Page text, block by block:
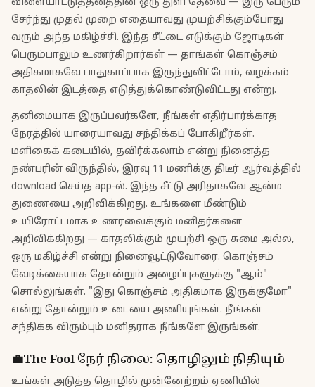
விளையாட்டுத்தனத்தின் ஒரு துளி தேவை — இரு பேரும்
சேர்ந்து முதல் முறை எதையாவது முயற்சிக்கும்போது
வரும் அந்த மகிழ்ச்சி. இந்த சீட்டை எடுக்கும் ஜோடிகள்
பெரும்பாலும் உணர்கிறார்கள் — தாங்கள் கொஞ்சம்
அதிகமாகவே பாதுகாப்பாக இருந்துவிட்டோம், வழக்கம்
காதலின் இடத்தை எடுத்துக்கொண்டுவிட்டது என்று.
தனிமையாக இருப்பவர்களே, நீங்கள் எதிர்பார்க்காத
நேரத்தில் யாரையாவது சந்திக்கப் போகிறீர்கள்.
மளிகைக் கடையில், தவிர்க்கலாம் என்று நினைத்த
நண்பரின் விருந்தில், இரவு 11 மணிக்கு திடீர் ஆர்வத்தில்
download செய்த app-ல். இந்த சீட்டு அரிதாகவே ஆன்ம
துணையை அறிவிக்கிறது. உங்களை மீண்டும்
உயிரோட்டமாக உணரவைக்கும் மனிதர்களை
அறிவிக்கிறது — காதலிக்கும் முயற்சி ஒரு சுமை அல்ல,
ஒரு மகிழ்ச்சி என்று நினைவூட்டுவோரை. கொஞ்சம்
வேடிக்கையாக தோன்றும் அழைப்புகளுக்கு "ஆம்"
சொல்லுங்கள். "இது கொஞ்சம் அதிகமாக இருக்குமோ"
என்று தோன்றும் உடையை அணியுங்கள். நீங்கள்
சந்திக்க விரும்பும் மனிதராக நீங்களே இருங்கள்.
💼The Foolநேர் நிலை: தொழிலும் நிதியும்
உங்கள் அடுத்த தொழில் முன்னேற்றம் ஏணியில்